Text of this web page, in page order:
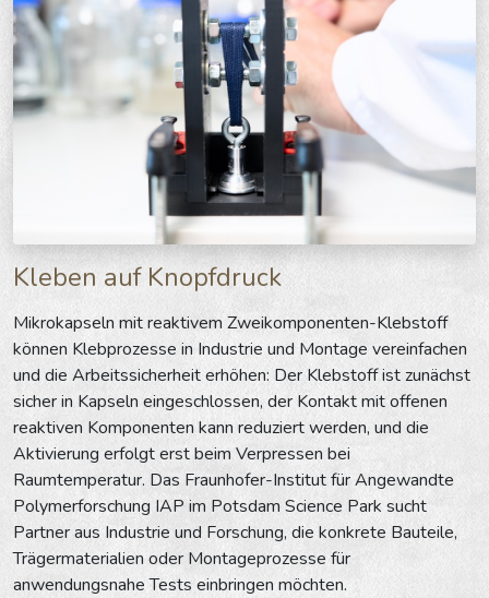
Kleben auf Knopfdruck
Mikrokapseln mit reaktivem Zweikomponenten-Klebstoff
können Klebprozesse in Industrie und Montage vereinfachen
und die Arbeitssicherheit erhöhen: Der Klebstoff ist zunächst
sicher in Kapseln eingeschlossen, der Kontakt mit offenen
reaktiven Komponenten kann reduziert werden, und die
Aktivierung erfolgt erst beim Verpressen bei
Raumtemperatur. Das Fraunhofer-Institut für Angewandte
Polymerforschung IAP im Potsdam Science Park sucht
Partner aus Industrie und Forschung, die konkrete Bauteile,
Trägermaterialien oder Montageprozesse für
anwendungsnahe Tests einbringen möchten.